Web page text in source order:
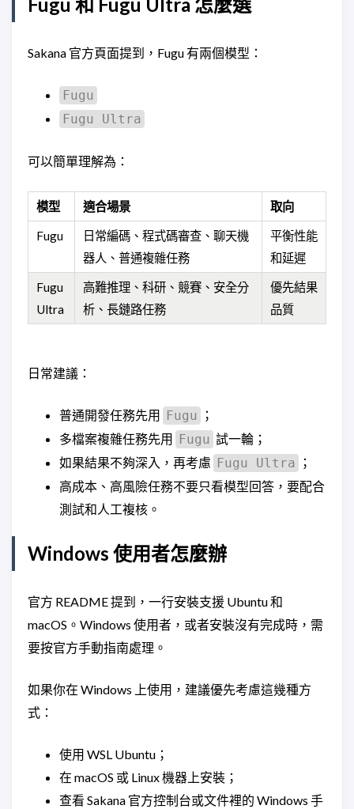
Sakana 官方頁面提到，Fugu 有兩個模型：
Fugu
Fugu Ultra
可以簡單理解為：
模型 適合場景 取向
Fugu
日常編碼、程式碼審查、聊天機
器人、普通複雜任務
平衡性能
和延遲
Fugu
Ultra
高難推理、科研、競賽、安全分
析、長鏈路任務
優先結果
品質
日常建議：
普通開發任務先用 Fugu
；
多檔案複雜任務先用 Fugu 試一輪；
如果結果不夠深入，再考慮 Fugu Ultra
；
高成本、高風險任務不要只看模型回答，要配合
測試和人工複核。
Windows 使用者怎麼辦
官方 README 提到，一行安裝支援 Ubuntu 和
macOS。Windows 使用者，或者安裝沒有完成時，需
要按官方手動指南處理。
如果你在 Windows 上使用，建議優先考慮這幾種方
式：
使用 WSL Ubuntu；
在 macOS 或 Linux 機器上安裝；
查看 Sakana 官方控制台或文件裡的 Windows 手